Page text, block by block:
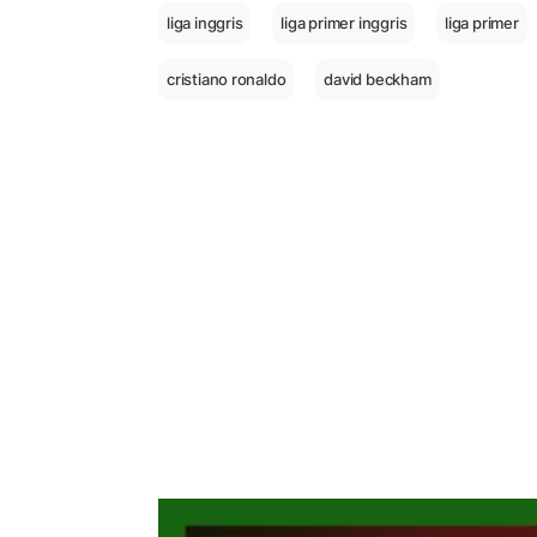
liga inggris liga primer inggris liga primer
cristiano ronaldo david beckham